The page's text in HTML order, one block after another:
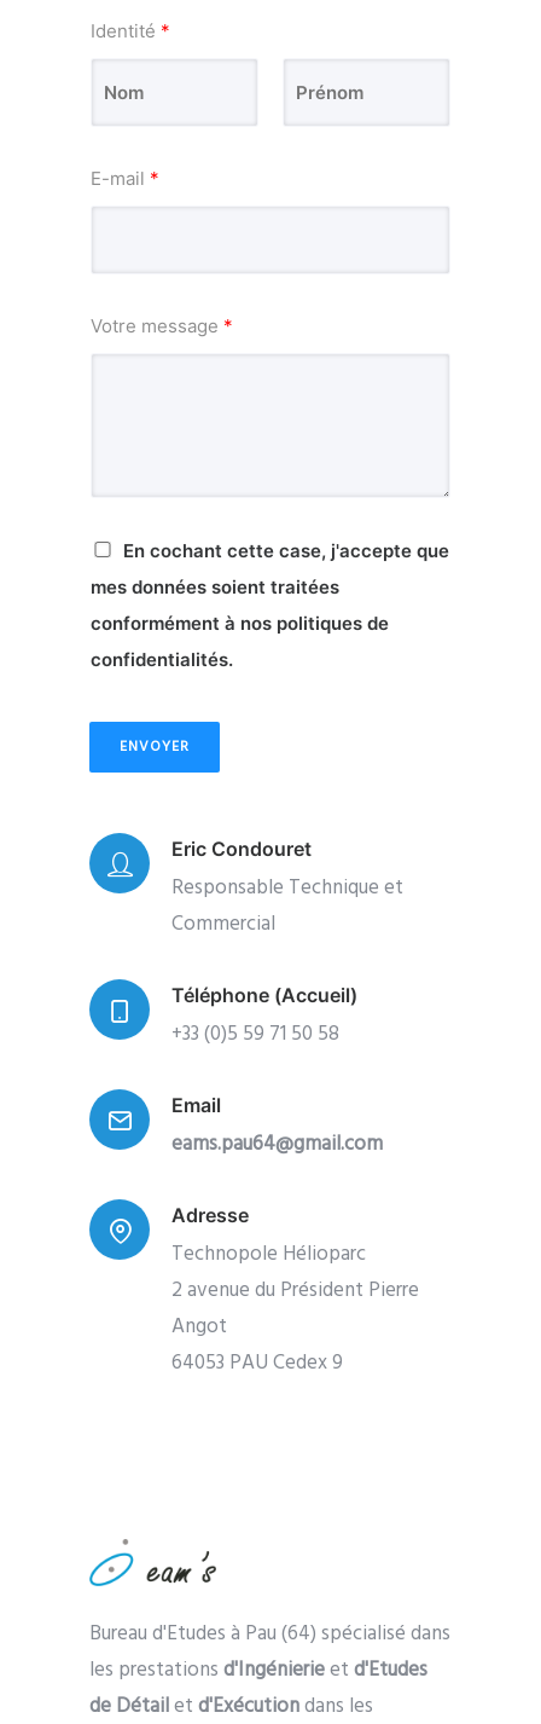
Identité *
n
o
m
E-mail *
Votre message *
En cochant cette case, j'accepte que
mes données soient traitées
conformément à nos politiques de
confidentialités.
ENVOYER
Eric Condouret
Responsable Technique et
Commercial
Téléphone (Accueil)
+33 (0)5 59 71 50 58
Email
eams.pau64@gmail.com
Adresse
Technopole Hélioparc
2 avenue du Président Pierre
Angot
64053 PAU Cedex 9
Bureau d'Etudes à Pau (64) spécialisé dans
les prestationsd'Ingénierieetd'Etudes
de Détailetd'Exécutiondans les